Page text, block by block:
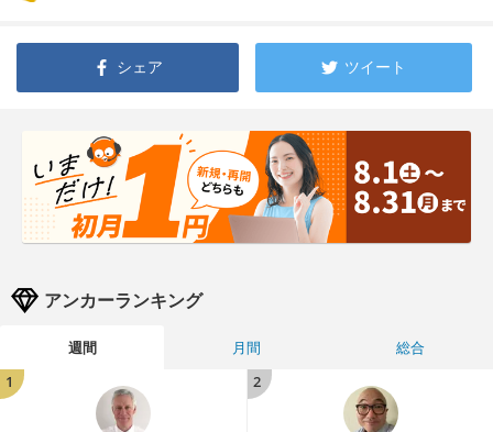
シェア ツイート
アンカーランキング
週間 月間
総合
1
2